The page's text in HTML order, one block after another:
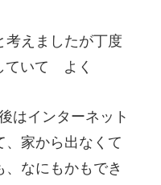
考えましたが丁度
ていて よく
はインターネット
、家から出なくて
、なにもかもでき